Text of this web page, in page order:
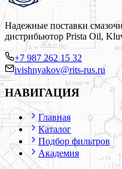
Надежные поставки
дистрибьютор Prista Oil,
+7 987 262 15 32
ivishnyakov@rits-rus.ru
НАВИГАЦИЯ
Главная
Каталог
Подбор фильтров
Академия